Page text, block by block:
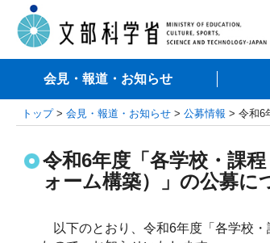
会見・報道・お知らせ
トップ> 会見・報道・お知らせ > 公募情報 > 令和6
令和6年度「各学校・課
ォーム構築）」の公募に
以下のとおり、令和6年度「各学校・